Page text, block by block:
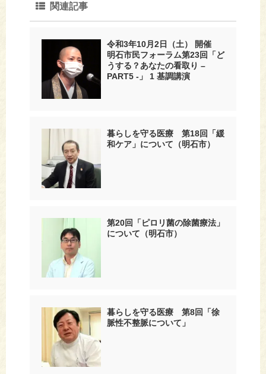
関連記事
令和3年10月2日（土） 開催
明石市民フォーラム第23回「ど
うする？あなたの看取り –
PART5 -」 1 基調講演
暮らしを守る医療 第18回「緩
和ケア」について（明石市）
第20回「ピロリ菌の除菌療法」
について（明石市）
暮らしを守る医療 第8回「徐
脈性不整脈について」